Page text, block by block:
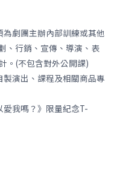
劇團主辦內部訓練或其他
、行銷、宣傳、導演、表
。(不包含對外公開課)
演出、課程及相關商品專
愛我嗎？》限量紀念T-